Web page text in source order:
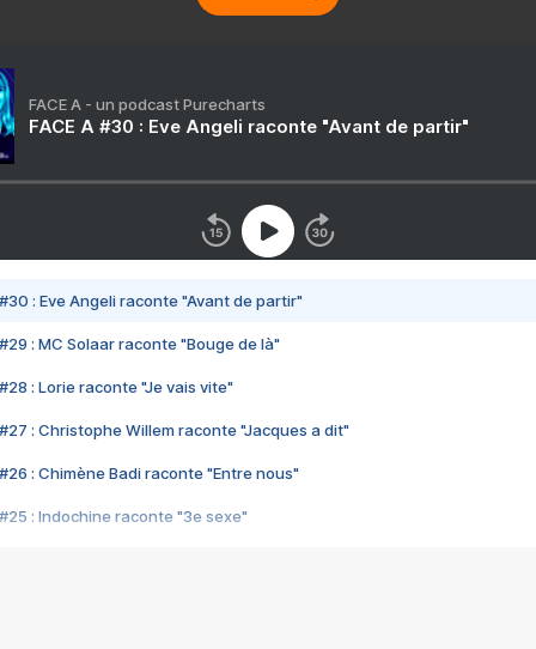
FACE A - un podcast Purecharts
FACE A #30 : Eve Angeli raconte "Avant de partir"
#30 : Eve Angeli raconte "Avant de partir"
#29 : MC Solaar raconte "Bouge de là"
#28 : Lorie raconte "Je vais vite"
#27 : Christophe Willem raconte "Jacques a dit"
#26 : Chimène Badi raconte "Entre nous"
#25 : Indochine raconte "3e sexe"